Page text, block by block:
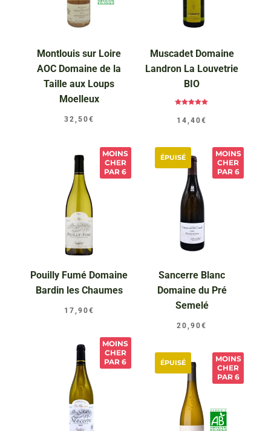
Montlouis sur Loire
AOC Domaine de la
Taille aux Loups
Moelleux
32,50€
Muscadet Domaine
Landron La Louvetrie
BIO
5.00
sur 5
14,40€
MOINS
CHER
PAR 6
Pouilly Fumé Domaine
Bardin les Chaumes
17,90€
MOINS
CHER
PAR 6
ÉPUISÉ
Sancerre Blanc
Domaine du Pré
Semelé
20,90€
MOINS
CHER
PAR 6
MOINS
CHER
PAR 6
ÉPUISÉ